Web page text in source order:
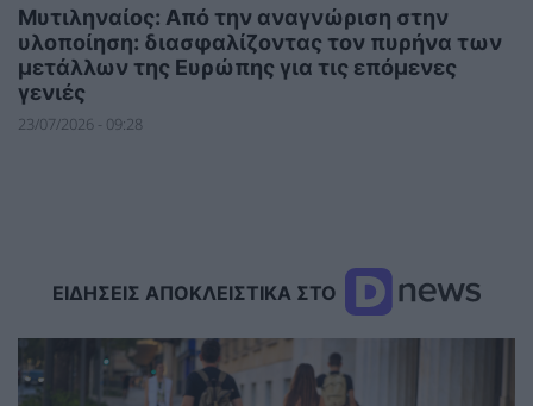
Μυτιληναίος: Από την αναγνώριση στην
υλοποίηση: διασφαλίζοντας τον πυρήνα των
μετάλλων της Ευρώπης για τις επόμενες
γενιές
23/07/2026 - 09:28
ΕΙΔΗΣΕΙΣ ΑΠΟΚΛΕΙΣΤΙΚΑ ΣΤΟ